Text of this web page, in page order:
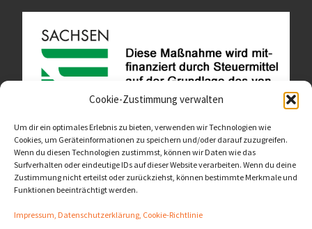
Cookie-Zustimmung verwalten
Um dir ein optimales Erlebnis zu bieten, verwenden wir Technologien wie
Cookies, um Geräteinformationen zu speichern und/oder darauf zuzugreifen.
Wenn du diesen Technologien zustimmst, können wir Daten wie das
Surfverhalten oder eindeutige IDs auf dieser Website verarbeiten. Wenn du deine
Zustimmung nicht erteilst oder zurückziehst, können bestimmte Merkmale und
Funktionen beeinträchtigt werden.
Impressum, Datenschutzerklärung, Cookie-Richtlinie
Diese Website ist als Teil des Projektes "Wachsen lassen
- Raum geben" entstanden.>>>